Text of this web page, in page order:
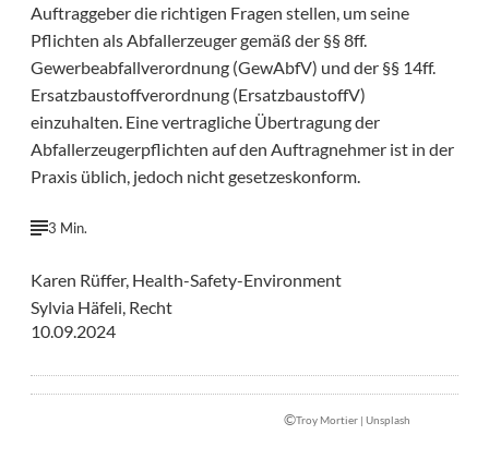
Auftraggeber die richtigen Fragen stellen, um seine
Pflichten als Abfallerzeuger gemäß der §§ 8ff.
Gewerbeabfallverordnung (GewAbfV) und der §§ 14ff.
Ersatzbaustoffverordnung (ErsatzbaustoffV)
einzuhalten. Eine vertragliche Übertragung der
Abfallerzeugerpflichten auf den Auftragnehmer ist in der
Praxis üblich, jedoch nicht gesetzeskonform.
3 Min.
Karen Rüffer, Health-Safety-Environment
Sylvia Häfeli, Recht
10.09.2024
©Troy Mortier | Unsplash